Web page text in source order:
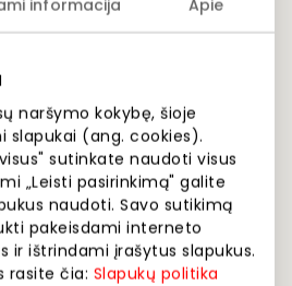
informacija Apie
naršymo kokybę, šioje
slapukai (ang. cookies).
sutinkate naudoti visus
„Leisti pasirinkimą" galite
naudoti. Savo sutikimą
pakeisdami interneto
ir ištrindami įrašytus slapukus.
rasite čia: Slapukų politika